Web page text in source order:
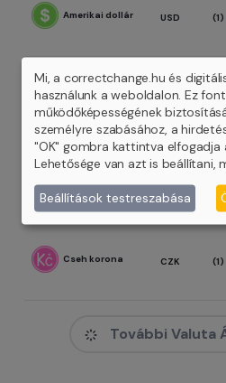
Amerikai dollár USD (1)
Svájci frank CHF (1)
Cseh korona CZK (1)
További Valuta
Mi, a correctchange.hu és
használunk a weboldalon. Ez
működőképességének
személyre szabásához, a
"OK" gombra kattintva elfogadja
Lehetősége van azt is beállítani,
Beállítások testreszabása